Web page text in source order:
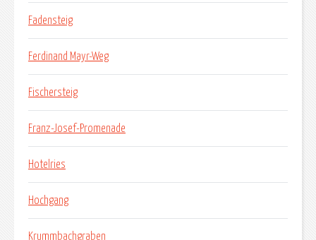
Fadensteig
Ferdinand Mayr-Weg
Fischersteig
Franz-Josef-Promenade
Hotelries
Hochgang
Krummbachgraben